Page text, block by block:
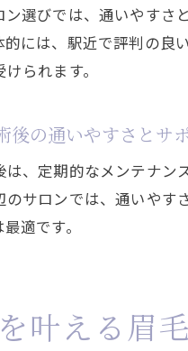
ン選びでは、通いやす
的には、駅近で評判の
られます。
後の通いやすさとサ
は、定期的なメンテナン
のサロンでは、通いや
適です。
叶える眉